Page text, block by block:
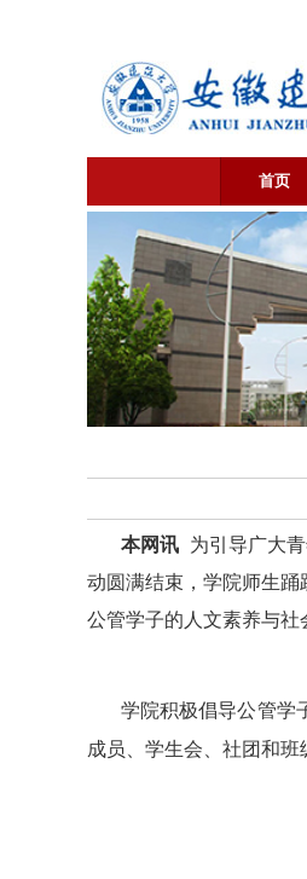
首页
本网讯 为引导广大
动圆满结束， 学院师生踊
公管学子的人文素养与社
学院积极倡导公管学
成员、学生会、社团和班